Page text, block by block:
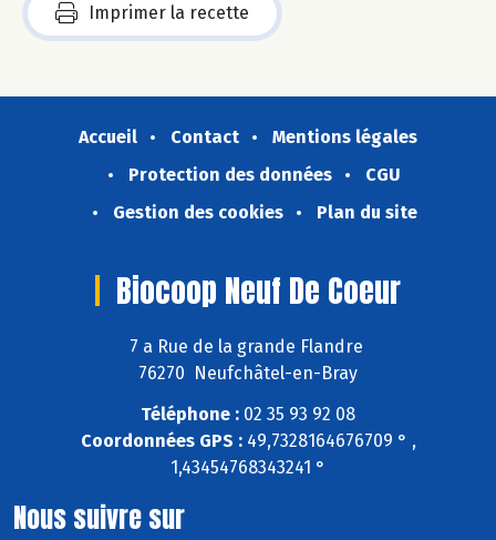
Imprimer la recette
Accueil Contact
Mentions légales
Protection des données
CGU
Gestion des cookies
Plan du site
Biocoop Neuf De Coeur
7 a Rue de la grande Flandre
76270 Neufchâtel-en-Bray
Téléphone : 02 35 93 92 08
Coordonnées GPS :49,7328164676709 ° ,
1,43454768343241 °
Nous suivre sur